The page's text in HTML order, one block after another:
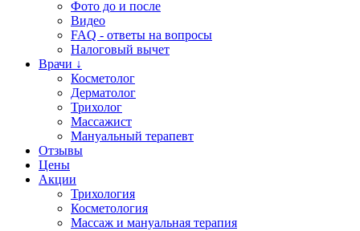
Фото до и после
Видео
FAQ - ответы на вопросы
Налоговый вычет
Врачи ↓
Косметолог
Дерматолог
Трихолог
Массажист
Мануальный терапевт
Отзывы
Цены
Акции
Трихология
Косметология
Массаж и мануальная терапия